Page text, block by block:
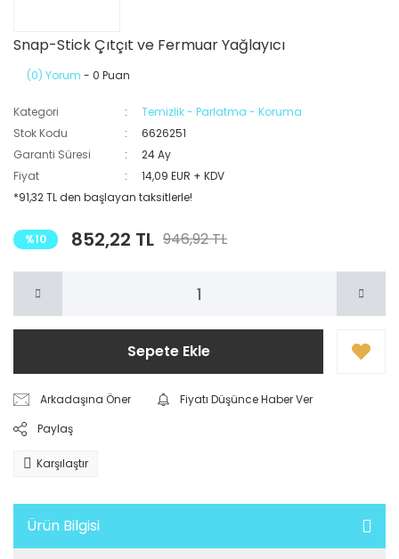
Snap-Stick Çıtçıt ve Fermuar Yağlayıcı
(0) Yorum - 0 Puan
Kategori
Temizlik - Parlatma - Koruma
Stok Kodu
6626251
Garanti Süresi
24 Ay
Fiyat
14,09 EUR + KDV
*91,32 TL den başlayan taksitlerle!
%10 852,22 TL 946,92 TL
Sepete Ekle
Arkadaşına Öner
Fiyatı Düşünce Haber Ver
Paylaş
Karşılaştır
Ürün Bilgisi